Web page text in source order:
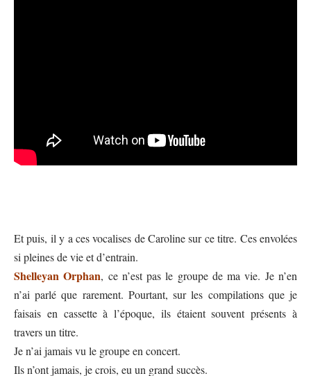
Et puis, il y a ces vocalises de Caroline sur ce titre. Ces envolées
si pleines de vie et d’entrain.
Shelleyan Orphan, ce n’est pas le groupe de ma vie. Je n’en
n’ai parlé que rarement. Pourtant, sur les compilations que je
faisais en cassette à l’époque, ils étaient souvent présents à
travers un titre.
Je n’ai jamais vu le groupe en concert.
Ils n’ont jamais, je crois, eu un grand succès.